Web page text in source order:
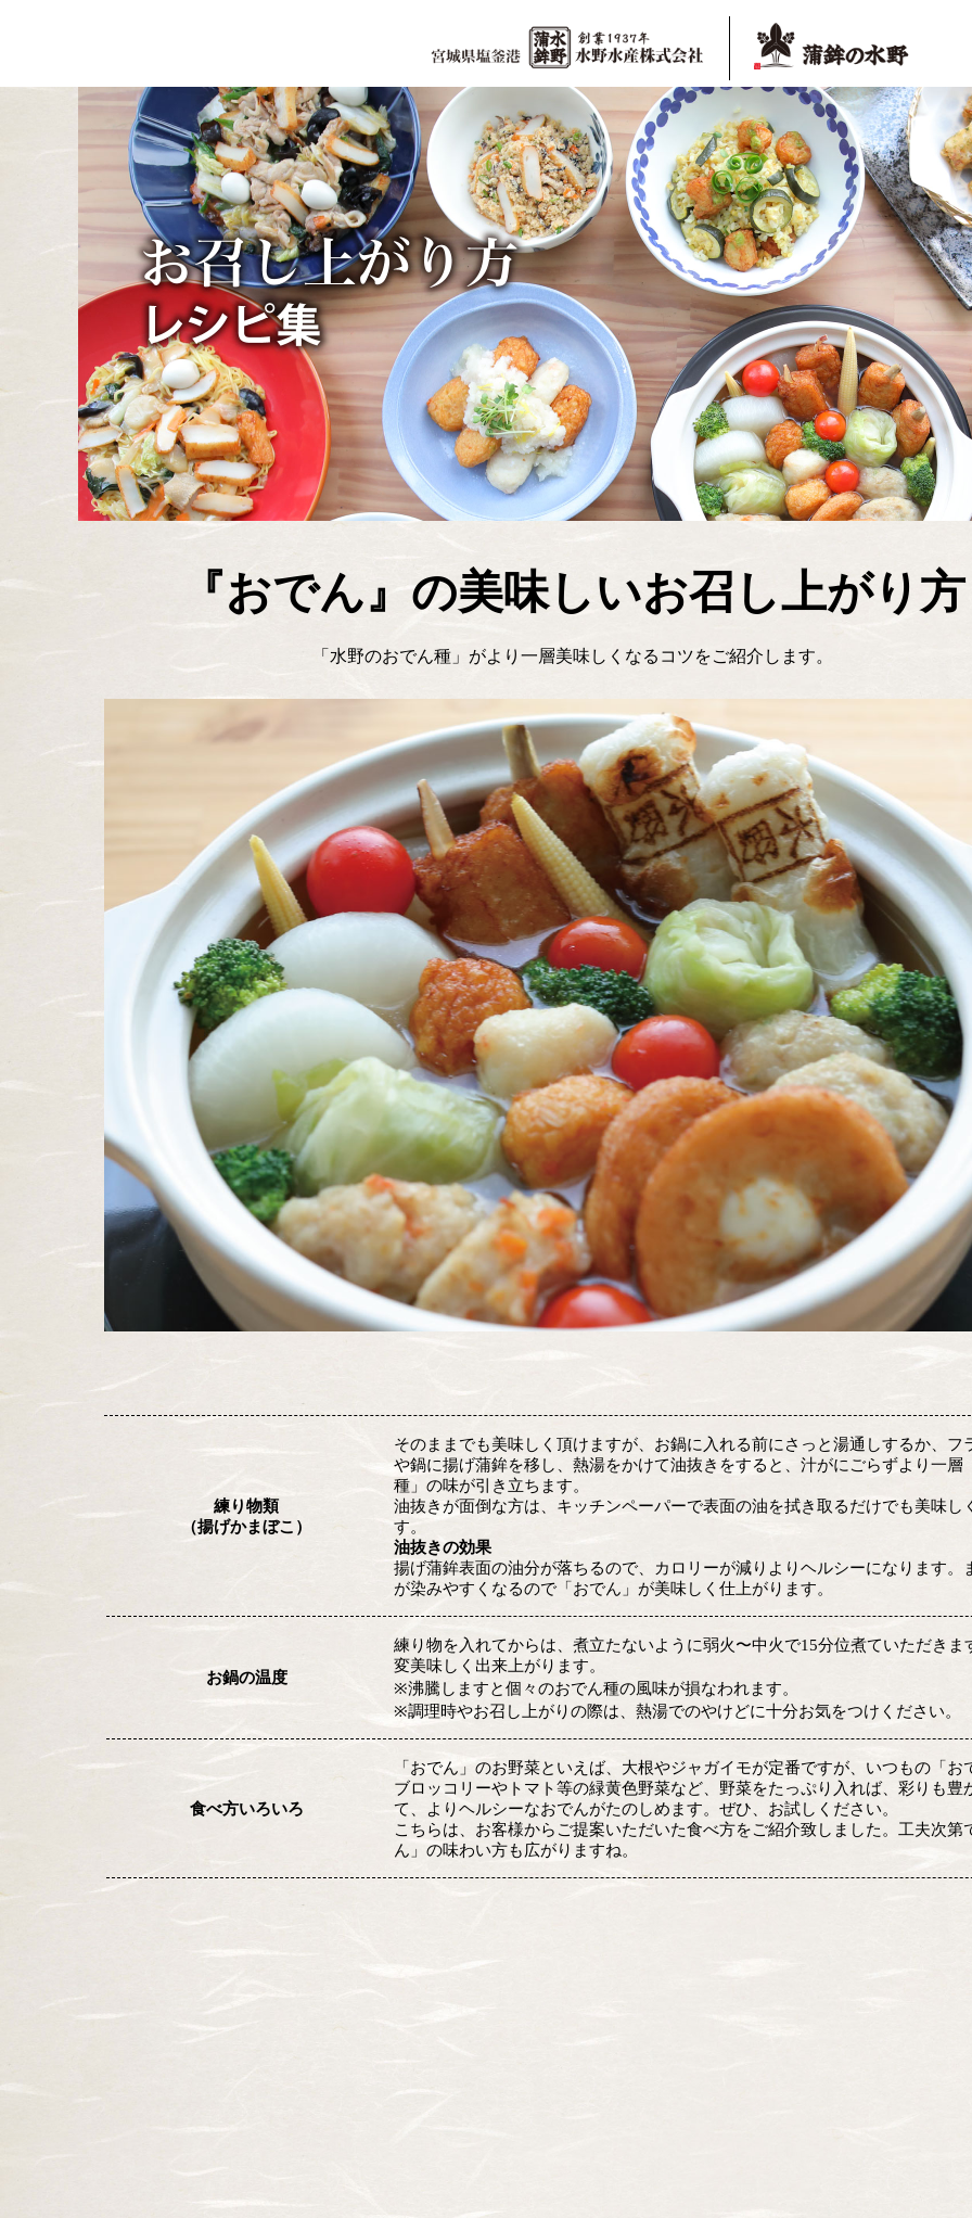
『おでん』の美味しいお召し上がり方
「水野のおでん種」がより一層美味しくなるコツをご紹介します。
練り物類
（揚げかまぼこ）
そのままでも美味しく頂けますが、お鍋に入れる前にさっと湯通しするか、フ
や鍋に揚げ蒲鉾を移し、熱湯をかけて油抜きをすると、汁がにごらずより一層
種」の味が引き立ちます。
油抜きが面倒な方は、キッチンペーパーで表面の油を拭き取るだけでも美味し
す。
油抜きの効果
揚げ蒲鉾表面の油分が落ちるので、カロリーが減りよりヘルシーになります。
が染みやすくなるので「おでん」が美味しく仕上がります。
お鍋の温度
練り物を入れてからは、煮立たないように弱火〜中火で15分位煮ていただきま
変美味しく出来上がります。
※沸騰しますと個々のおでん種の風味が損なわれます。
※調理時やお召し上がりの際は、熱湯でのやけどに十分お気をつけください。
食べ方いろいろ
「おでん」のお野菜といえば、大根やジャガイモが定番ですが、いつもの「お
ブロッコリーやトマト等の緑黄色野菜など、野菜をたっぷり入れば、彩りも豊
て、よりヘルシーなおでんがたのしめます。ぜひ、お試しください。
こちらは、お客様からご提案いただいた食べ方をご紹介致しました。工夫次第
ん」の味わい方も広がりますね。